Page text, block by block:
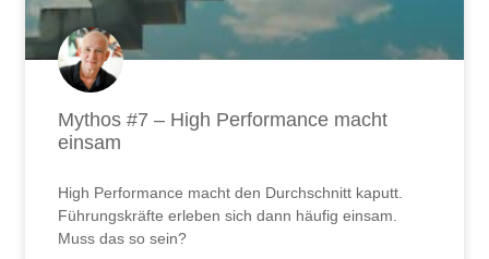
Mythos #7 – High Performance macht
einsam
High Performance macht den Durchschnitt kaputt.
Führungskräfte erleben sich dann häufig einsam.
Muss das so sein?